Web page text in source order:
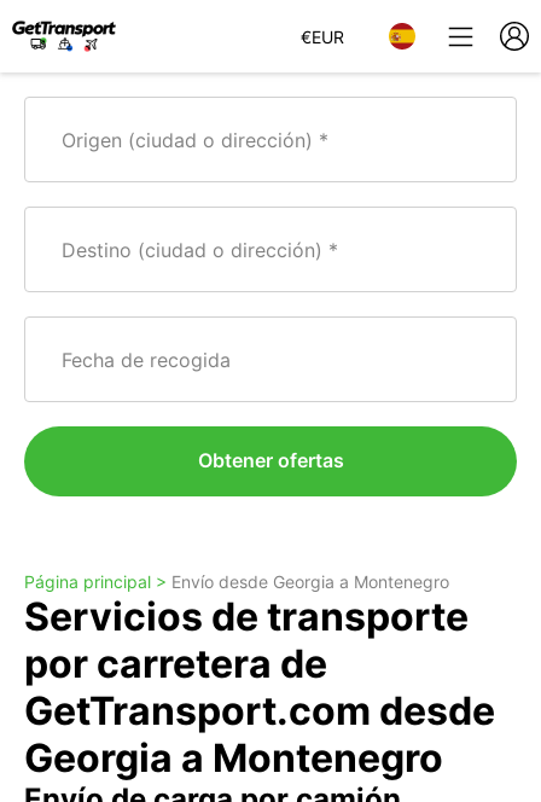
€EUR
Origen (ciudad o dirección)
Destino (ciudad o dirección)
Fecha de recogida
Obtener ofertas
Página principal > Envío desde Georgia a Montenegro
Servicios de transporte
por carretera de
GetTransport.com desde
Georgia a Montenegro